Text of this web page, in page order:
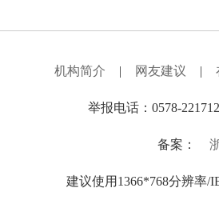
机构简介 | 网友建议 |
举报电话：0578-
备案：
建议使用1366*768分辨率/